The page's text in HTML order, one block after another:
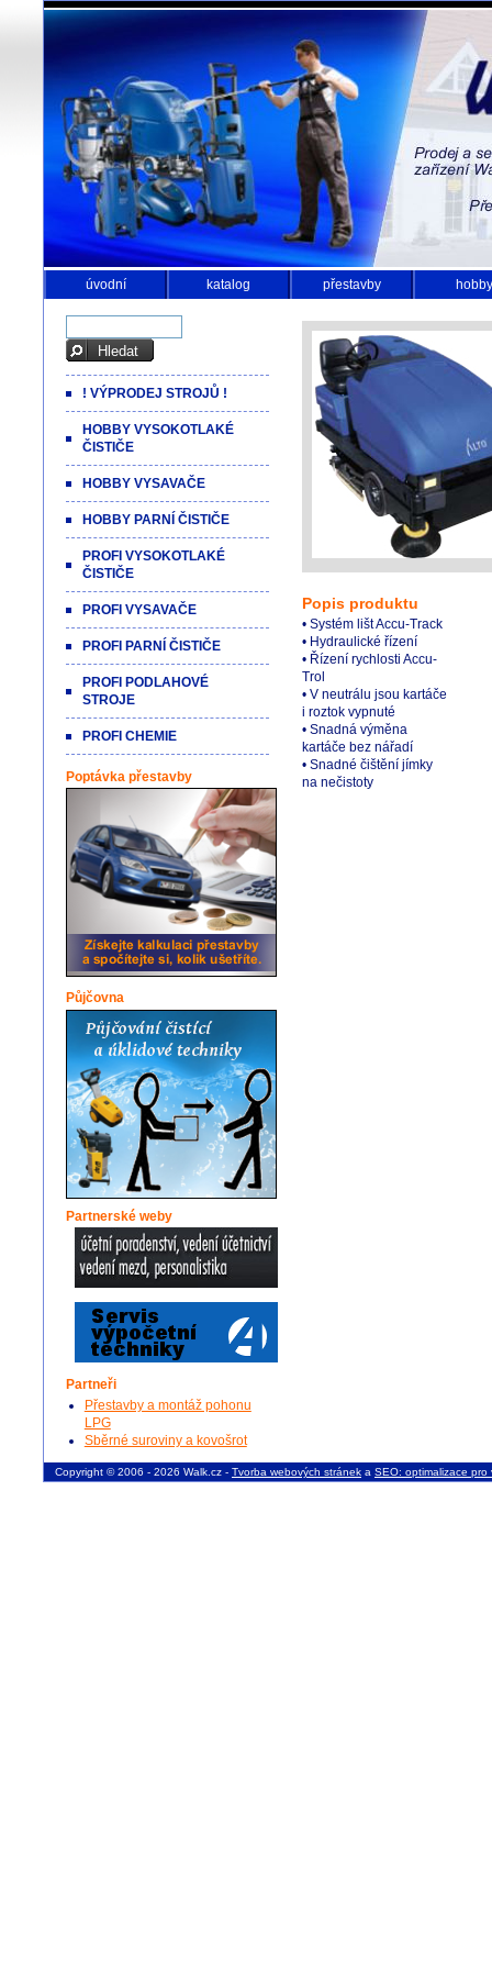
úvodní katalog přestavby hobby
Popis produktu
• Systém lišt Accu-Track
• Hydraulické řízení
• Řízení rychlosti Accu-
Trol
• V neutrálu jsou kartáče
i roztok vypnuté
• Snadná výměna
kartáče bez nářadí
• Snadné čištění jímky
na nečistoty
! VÝPRODEJ STROJŮ !
HOBBY VYSOKOTLAKÉ
ČISTIČE
HOBBY VYSAVAČE
HOBBY PARNÍ ČISTIČE
PROFI VYSOKOTLAKÉ
ČISTIČE
PROFI VYSAVAČE
PROFI PARNÍ ČISTIČE
PROFI PODLAHOVÉ
STROJE
PROFI CHEMIE
Poptávka přestavby
Půjčovna
Partnerské weby
Partneři
Přestavby a montáž pohonu
LPG
Sběrné suroviny a kovošrot
Copyright © 2006 - 2026 Walk.cz - Tvorba webových stránek a SEO: optimalizace pro